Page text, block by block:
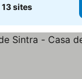
13 sites